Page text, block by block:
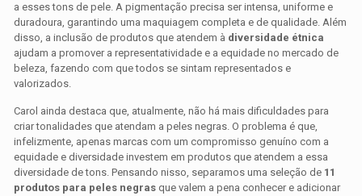
a esses tons de pele. A pigmentação precisa ser intensa, uniforme e
duradoura, garantindo uma maquiagem completa e de qualidade. Além
disso, a inclusão de produtos que atendem à diversidade étnica
ajudam a promover a representatividade e a equidade no mercado de
beleza, fazendo com que todos se sintam representados e
valorizados.
Carol ainda destaca que, atualmente, não há mais dificuldades para
criar tonalidades que atendam a peles negras. O problema é que,
infelizmente, apenas marcas com um compromisso genuíno com a
equidade e diversidade investem em produtos que atendem a essa
diversidade de tons. Pensando nisso, separamos uma seleção de 11
produtos para peles negras que valem a pena conhecer e adicionar